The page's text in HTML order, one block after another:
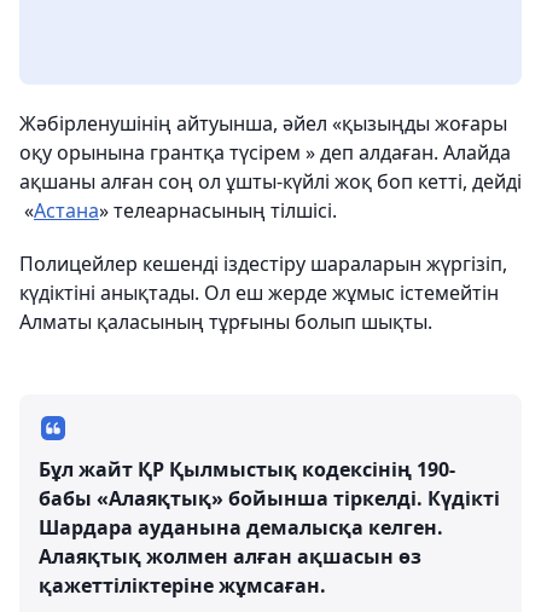
Жәбірленушінің айтуынша, әйел «қызыңды жоғары
оқу орынына грантқа түсірем » деп алдаған. Алайда
ақшаны алған соң ол ұшты-күйлі жоқ боп кетті, дейді
«Астана» телеарнасының тілшісі.
Полицейлер кешенді іздестіру шараларын жүргізіп,
күдіктіні анықтады. Ол еш жерде жұмыс істемейтін
Алматы қаласының тұрғыны болып шықты.
Бұл жайт ҚР Қылмыстық кодексінің 190-
бабы «Алаяқтық» бойынша тіркелді. Күдікті
Шардара ауданына демалысқа келген.
Алаяқтық жолмен алған ақшасын өз
қажеттіліктеріне жұмсаған.